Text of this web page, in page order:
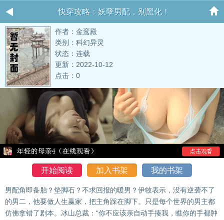
快穿攻略：妖孽男配，别黑化！
作者：金鸾殿
类别：科幻异灵
状态：连载
更新：2022-10-12
点击：0
开始阅读 加入书架 我的书架
男配角即备胎？垫脚石？不求回报的暖男？伊牧表示，没有逆袭不了
的男二，他要做人生赢家，把主角踩在脚下。只是每个世界的男主都
仿佛拿错了剧本。冰山总裁：“你不应该亲自动手揍我，瞧你的手都肿